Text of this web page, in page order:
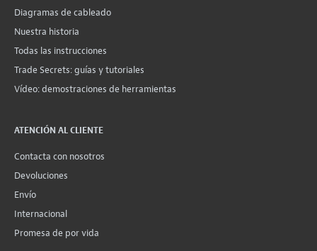
Diagramas de cableado
Nuestra historia
Todas las instrucciones
Trade Secrets: guías y tutoriales
Vídeo: demostraciones de herramientas
ATENCIÓN AL CLIENTE
Contacta con nosotros
Devoluciones
Envío
Internacional
Promesa de por vida